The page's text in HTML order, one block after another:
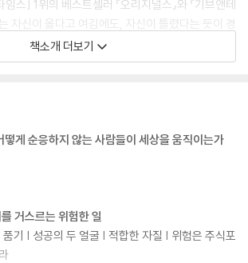
스] 1위의 베스트셀러 『오리지널스』와 『기브앤테
자신이 옳다고 여김에도, 자신이 틀렸다는 듯이 경
도원리 중 하나로 삼고 있다. 대담한 아이디어와 철
는 우리가 어떻게 틀렸다는 것을 기쁨으로 받아들
를 어떻게 설득할 수 있는지, 그리고 학교, 직장,
책소개 더보기
게 순응하지 않는 사람들이 세상을 움직이는가
거스르는 위험한 일
기 | 성공의 두 얼굴 | 적합한 자질 | 위험은 주식포